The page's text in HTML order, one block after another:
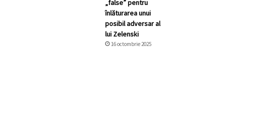
„false” pentru
înlăturarea unui
posibil adversar al
lui Zelenski
16 octombrie 2025